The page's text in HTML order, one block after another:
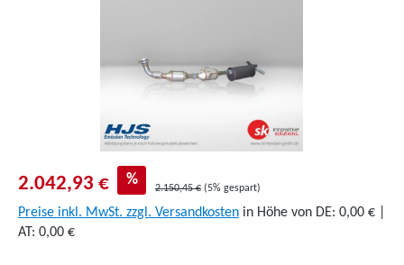
2.042,93 € % 2.150,45 € (5% gespart)
Preise inkl. MwSt. zzgl. Versandkosten in Höhe von DE: 0,00 € |
AT: 0,00 €